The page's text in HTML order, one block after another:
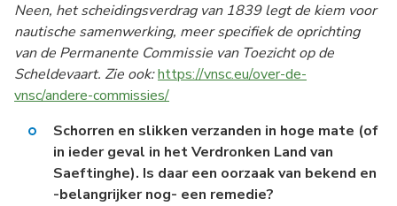
Neen, het scheidingsverdrag van 1839 legt de kiem voor
nautische samenwerking, meer specifiek de oprichting
van de Permanente Commissie van Toezicht op de
Scheldevaart. Zie ook:https://vnsc.eu/over-de-
vnsc/andere-commissies/
Schorren en slikken verzanden in hoge mate (of
in ieder geval in het Verdronken Land van
Saeftinghe). Is daar een oorzaak van bekend en
-belangrijker nog- een remedie?